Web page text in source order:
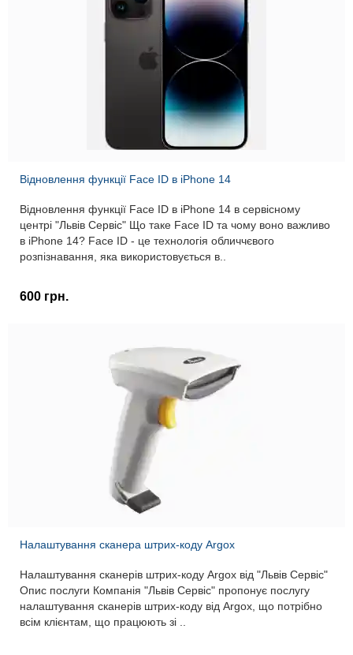
Відновлення функції Face ID в iPhone 14
Відновлення функції Face ID в iPhone 14 в сервісному
центрі "Львів Сервіс" Що таке Face ID та чому воно важливо
в iPhone 14? Face ID - це технологія обличчєвого
розпізнавання, яка використовується в..
600 грн.
Налаштування сканера штрих-коду Argox
Налаштування сканерів штрих-коду Argox від "Львів Сервіс"
Опис послуги Компанія "Львів Сервіс" пропонує послугу
налаштування сканерів штрих-коду від Argox, що потрібно
всім клієнтам, що працюють зі ..